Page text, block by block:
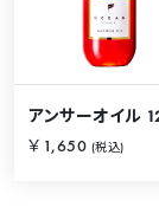
￥1,650 (税込)